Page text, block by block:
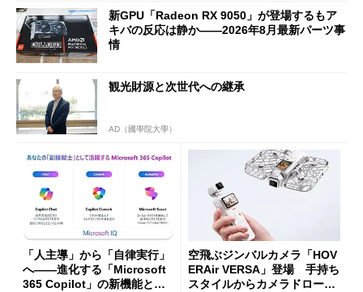
新GPU「Radeon RX 9050」が登場するもア
キバの反応は静か――2026年8月最新パーツ事
情
観光財源と次世代への継承
AD（國學院大學）
「人主導」から「自律実行」
へ――進化する「Microsoft
365 Copilot」の新機能とエ
空飛ぶジンバルカメラ「HOV
ERAir VERSA」登場 手持ち
スタイルからカメラドローン